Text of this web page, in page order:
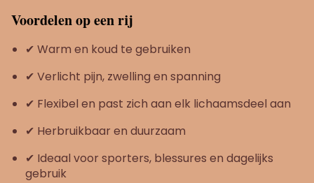
Voordelen op een rij
✔ Warm en koud te gebruiken
✔ Verlicht pijn, zwelling en spanning
✔ Flexibel en past zich aan elk lichaamsdeel aan
✔ Herbruikbaar en duurzaam
✔ Ideaal voor sporters, blessures en dagelijks
gebruik